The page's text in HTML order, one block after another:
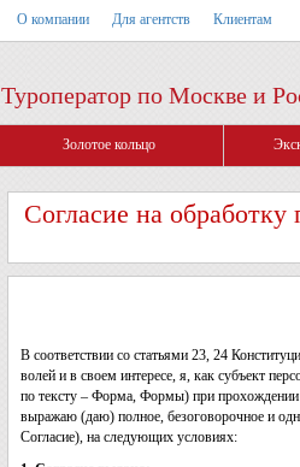
О компании Для агентств Клиентам
Туроператор по Москве и
Золотое кольцо
Согласие на
В соответствии со статьями 23, 24
волей и в своем интересе, я, как субъект
по тексту – Форма, Формы) при прохождении
выражаю (даю) полное, безоговорочное и
Согласие), на следующих условиях: